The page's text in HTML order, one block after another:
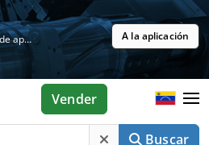
Gratis en la tienda de aplicaciones A la aplicación
Buscar
Vender